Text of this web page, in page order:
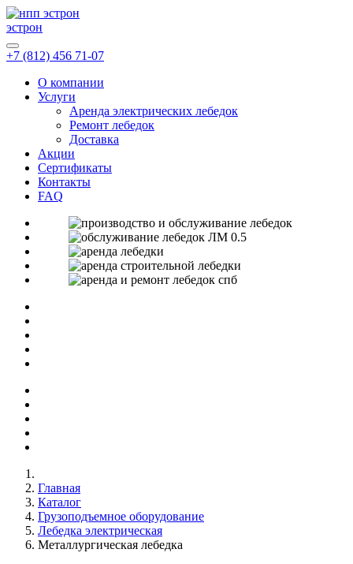
эстрон
+7 (812) 456 71-07
О компании
Услуги
Аренда электрических лебедок
Ремонт лебедок
Доставка
Акции
Сертификаты
Контакты
FAQ
Главная
Каталог
Грузоподъемное оборудование
Лебедка электрическая
Металлургическая лебедка